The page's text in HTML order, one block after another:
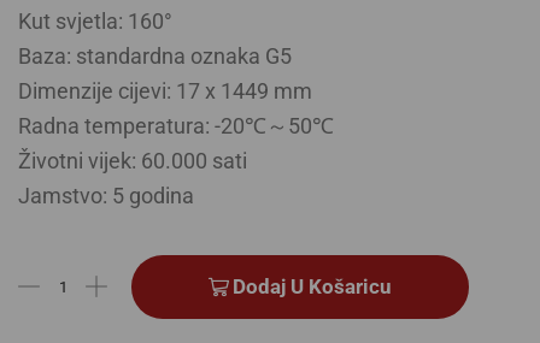
Kut svjetla: 160°
Baza: standardna oznaka G5
Dimenzije cijevi: 17 x 1449 mm
Radna temperatura: -20℃～50℃
Životni vijek: 60.000 sati
Jamstvo: 5 godina
Dodaj U Košaricu